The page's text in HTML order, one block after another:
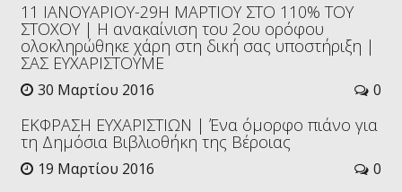
11 ΙΑΝΟΥΑΡΙΟΥ-29Η ΜΑΡΤΙΟΥ ΣΤΟ 110% TOY
ΣΤΟΧΟΥ | Η ανακαίνιση του 2oυ ορόφου
ολοκληρώθηκε χάρη στη δική σας υποστήριξη |
ΣΑΣ ΕΥΧΑΡΙΣΤΟΥΜΕ
30 Μαρτίου 2016 0
ΕΚΦΡΑΣΗ ΕΥΧΑΡΙΣΤΙΩΝ | Ένα όμορφο πιάνο για
τη Δημόσια Βιβλιοθήκη της Βέροιας
19 Μαρτίου 2016 0